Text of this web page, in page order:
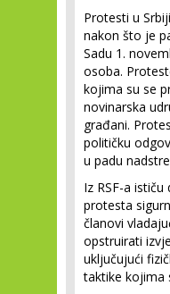
Protesti u
nakon što je
Sadu 1.
osoba.
kojima su se
novinarska
građani.
političku
u padu
Iz RSF-a
protesta
članovi
opstruirati
uključujući
taktike kojima